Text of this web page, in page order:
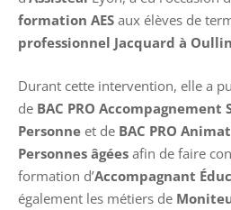
formation AES aux élèves de
professionnel Jacquard à
Durant cette intervention, elle a
de BAC PRO Accompagnement
Personne et de BAC PRO
Personnes âgées afin de faire
formation d’Accompagnant
également les métiers de